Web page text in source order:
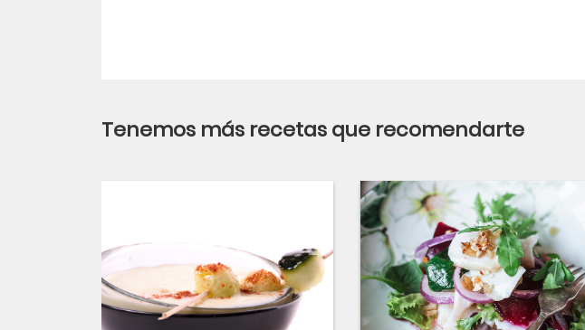
Tenemos más recetas que recomendarte